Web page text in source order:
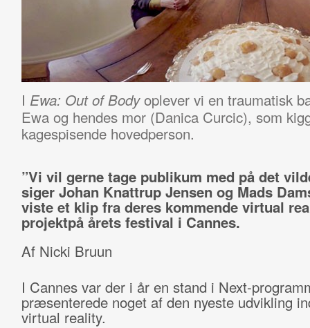
I Ewa: Out of Bodyoplever vi en traumatisk
Ewa og hendes mor (Danica Curcic), som
kagespisende hovedperson.
”Vi vil gerne tage publikum med på det
siger Johan Knattrup Jensen og Mads
viste et klip fra deres kommende virtual
projektpå årets festival i Cannes.
Af Nicki Bruun
I Cannes var der i år en stand i Next-
præsenterede noget af den nyeste udvikling
virtual reality.